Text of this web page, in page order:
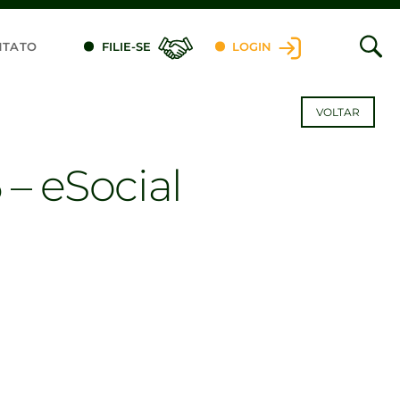
FILIE-SE LOGIN
VOLTAR
eSocial